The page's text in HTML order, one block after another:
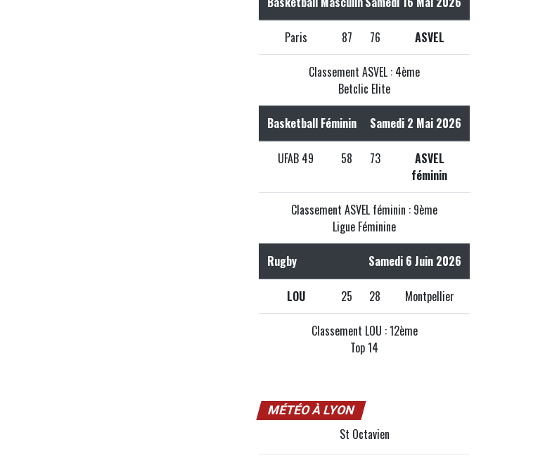
Paris 87 76 ASVEL
Classement ASVEL : 4ème
Betclic Elite
Basketball Féminin Samedi 2 Mai 2026
UFAB 49 58 73
ASVEL
féminin
Classement ASVEL féminin : 9ème
Ligue Féminine
Rugby Samedi 6 Juin 2026
LOU 25 28 Montpellier
Classement LOU : 12ème
Top 14
MÉTÉO À LYON
St Octavien